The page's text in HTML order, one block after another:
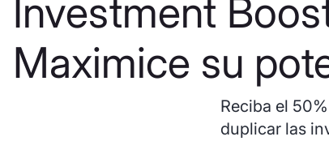
Investment
Maximice su
Reciba el
duplicar las